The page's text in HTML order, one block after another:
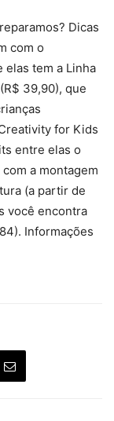
Dicas
com o
elas tem a Linha
39,90), que
for Kids
entre elas o
a montagem
(a partir de
você encontra
Informações